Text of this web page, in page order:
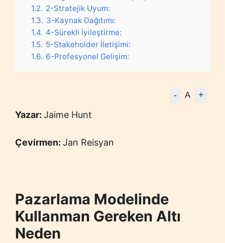
1.2. 2-Stratejik Uyum:
1.3. 3-Kaynak Dağıtımı:
1.4. 4-Sürekli İyileştirme:
1.5. 5-Stakeholder İletişimi:
1.6. 6-Profesyonel Gelişim:
- A +
Yazar: Jaime Hunt
Çevirmen: Jan Reisyan
Pazarlama Modelinde
Kullanman Gereken Altı
Neden